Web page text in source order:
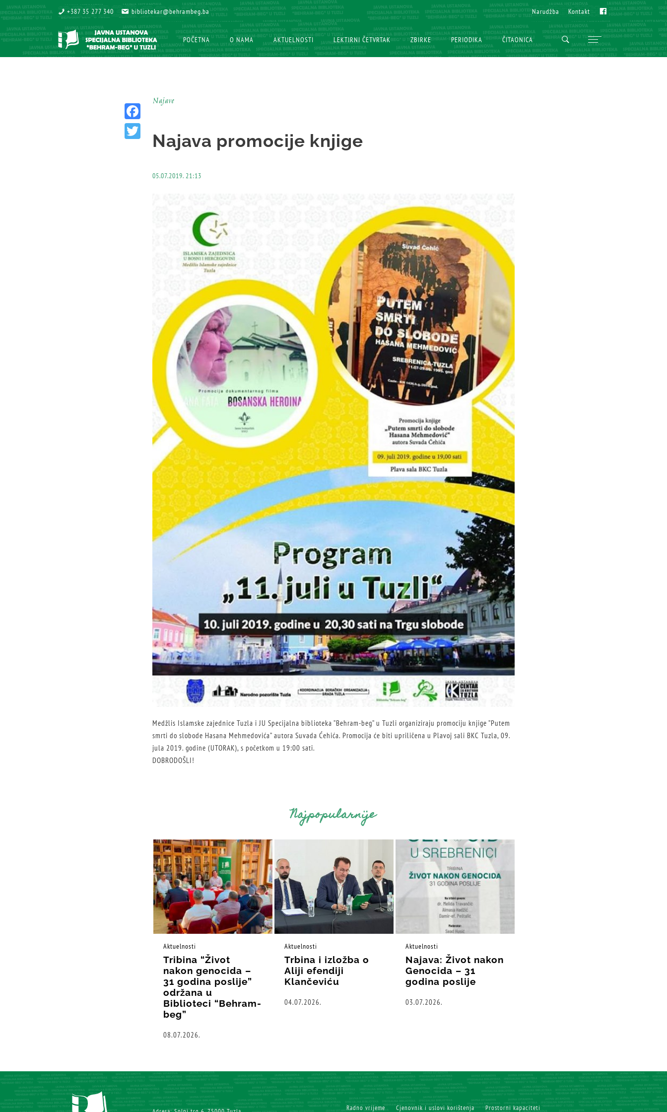
+387 35 277 340
+387 35 277 340 bibliotekar@behrambeg.ba
bibliotekar@behrambeg.ba Narudžba
Narudžba Kontakt
Kontakt Fb
Fb
POČETNA
POČETNA O NAMA
O NAMA AKTUELNOSTI
AKTUELNOSTI LEKTIRNI ČETVRTAK
LEKTIRNI ČETVRTAK ZBIRKE
ZBIRKE PERIODIKA
PERIODIKA ČITAONICA
ČITAONICA
Najave
Facebook
Najava promocije knjige
05.07.2019. 21:13
Medžlis Islamske zajednice Tuzla i JU Specijalna biblioteka ”Behram-beg” u Tuzli organiziraju promociju knjige ”Putem
smrti do slobode Hasana Mehmedovića” autora Suvada Ćehića. Promocija će biti upriličena u Plavoj sali BKC Tuzla, 09.
jula 2019. godine (UTORAK), s početkom u 19:00 sati.
DOBRODOŠLI!
Najpopularnije
Aktuelnosti
Tribina “Život
nakon genocida –
31 godina poslije”
održana u
Biblioteci “Behram-
beg”
08.07.2026.
Aktuelnosti
Trbina i izložba o
Aliji efendiji
Klančeviću
04.07.2026.
Aktuelnosti
Najava: Život nakon
Genocida – 31
godina poslije
03.07.2026.
Radno vrijeme Cjenovnik i uslovi korištenja Prostorni kapaciteti